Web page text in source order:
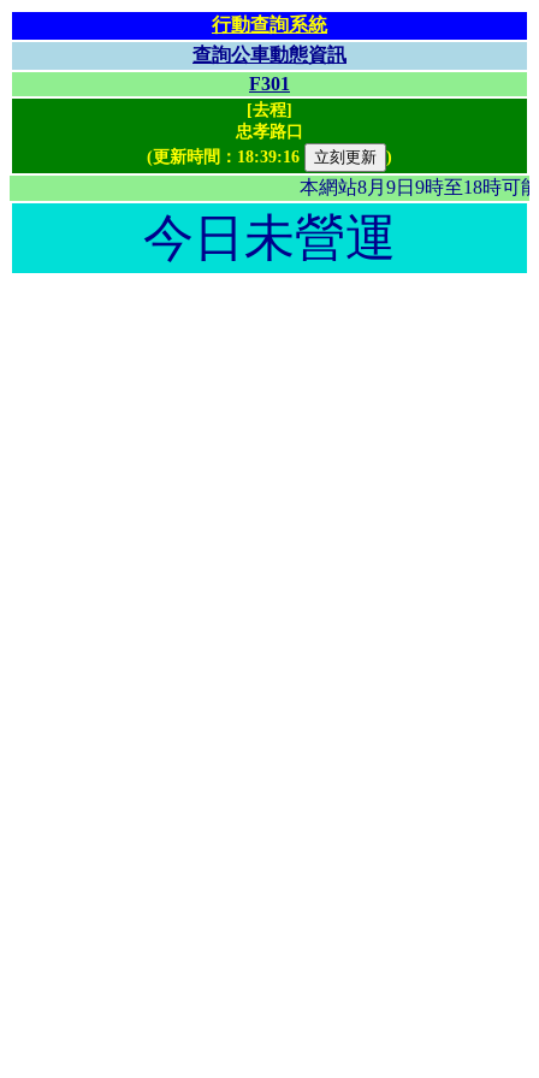
行動查詢系統
查詢公車動態資訊
F301
[去程]
忠孝路口
(更新時間： 18:39:16 )
本網站8月9日9時至18
今日未營運